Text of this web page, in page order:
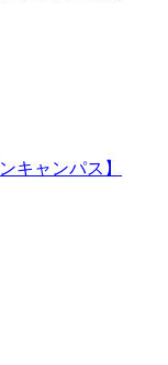
キャンパス】